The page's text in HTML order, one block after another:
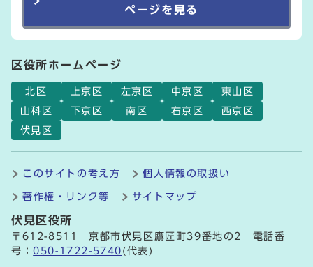
ページを見る
区役所ホームページ
北区 上京区 左京区 中京区
東山区
山科区
下京区 南区 右京区
西京区
伏見区
このサイトの考え方 個人情報の取扱い
著作権・リンク等 サイトマップ
伏見区役所
〒612-8511 京都市伏見区鷹匠町39番地の2 電話番
号：050-1722-5740 (代表)